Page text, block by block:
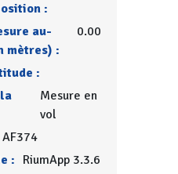
:
au-
mètres) :
0.00
:
Mesure en
vol
AF374
: RiumApp 3.3.6